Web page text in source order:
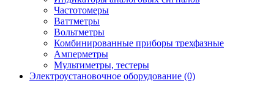
Частотомеры
Ваттметры
Вольтметры
Комбинированные приборы трехфазные
Амперметры
Мультиметры, тестеры
Электроустановочное оборудование (0)